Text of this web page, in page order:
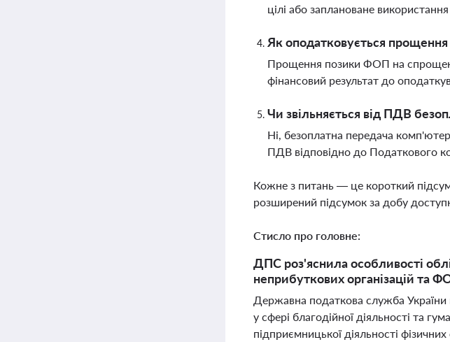
цілі або заплановане
Як оподатковується
Прощення позики ФОП на
фінансовий результат до
Чи звільняється від ПДВ
Ні, безоплатна передача
ПДВ відповідно до Податкового
Кожне з питань — це короткий
розширений підсумок за добу
Стисло про головне:
ДПС роз'яснила особливості
неприбуткових організацій та
Державна податкова служба
у сфері благодійної діяльності та
підприємницької діяльності